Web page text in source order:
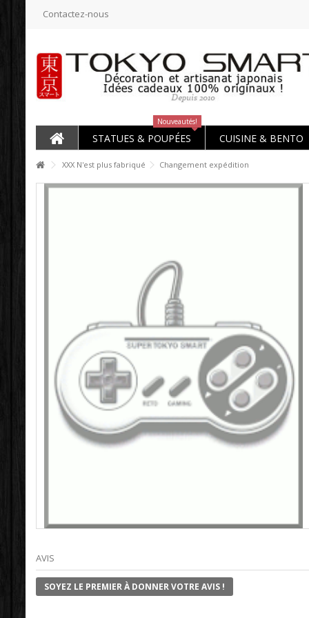
Contactez-nous
STATUES & POUPÉES
Nouveautés!
CUISINE & BENTO
XXX N'est plus fabriqué Changement expédition
AVIS
SOYEZ LE PREMIER À DONNER VOTRE AVIS !